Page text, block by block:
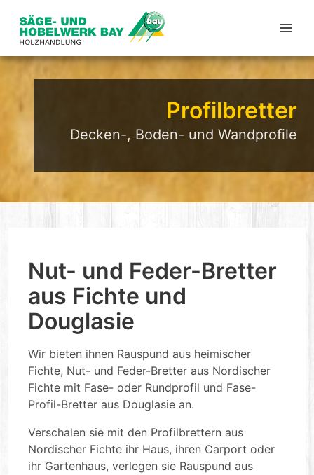
Profilbretter
Decken-, Boden- und Wandprofile
Nut- und Feder-Bretter
aus Fichte und
Douglasie
Wir bieten ihnen Rauspund aus heimischer
Fichte, Nut- und Feder-Bretter aus Nordischer
Fichte mit Fase- oder Rundprofil und Fase-
Profil-Bretter aus Douglasie an.
Verschalen sie mit den Profilbrettern aus
Nordischer Fichte ihr Haus, ihren Carport oder
ihr Gartenhaus, verlegen sie Rauspund aus